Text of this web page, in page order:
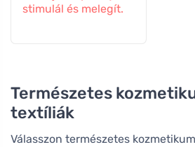
stimulál és melegít.
Természetes
textíliák
Válasszon természetes